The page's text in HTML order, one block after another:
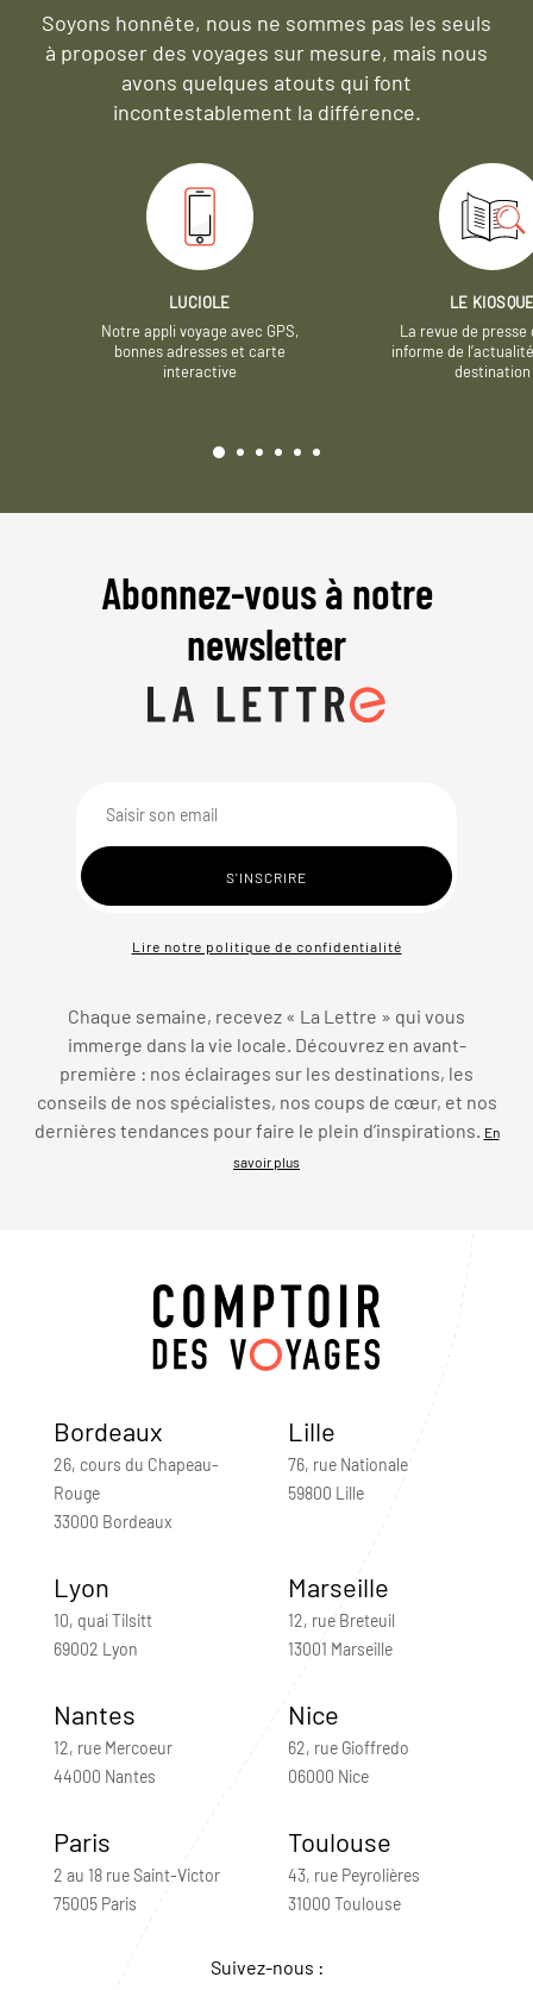
Soyons honnête, nous ne sommes pas les seuls
à proposer des voyages sur mesure, mais nous
avons quelques atouts qui font
incontestablement la différence.
LUCIOLE
Notre appli voyage avec GPS,
bonnes adresses et carte
interactive
LE
La revue de presse
informe de
destination
Abonnez-vous à notre
newsletter
Lire notre politique de confidentialité
Chaque semaine, recevez « La Lettre » qui vous
immerge dans la vie locale. Découvrez en avant-
première : nos éclairages sur les destinations, les
conseils de nos spécialistes, nos coups de cœur, et nos
dernières tendances pour faire le plein d’inspirations.
En
savoir plus
Bordeaux
26, cours du Chapeau-
Rouge
33000 Bordeaux
Lille
76, rue Nationale
59800 Lille
Lyon
10, quai Tilsitt
69002 Lyon
Marseille
12, rue Breteuil
13001 Marseille
Nantes
12, rue Mercoeur
44000 Nantes
Nice
62, rue Gioffredo
06000 Nice
Paris
2 au 18 rue Saint-Victor
75005 Paris
Toulouse
43, rue Peyrolières
31000 Toulouse
Suivez-nous :